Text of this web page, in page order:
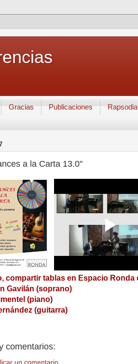
Gracias Publicaciones Rapsodia
a la Carta 13.0"
compartir tablas en Espacio Ronda
Gavilán (soprano)
(piano)
(guitarra)
comentarios:
un comentario